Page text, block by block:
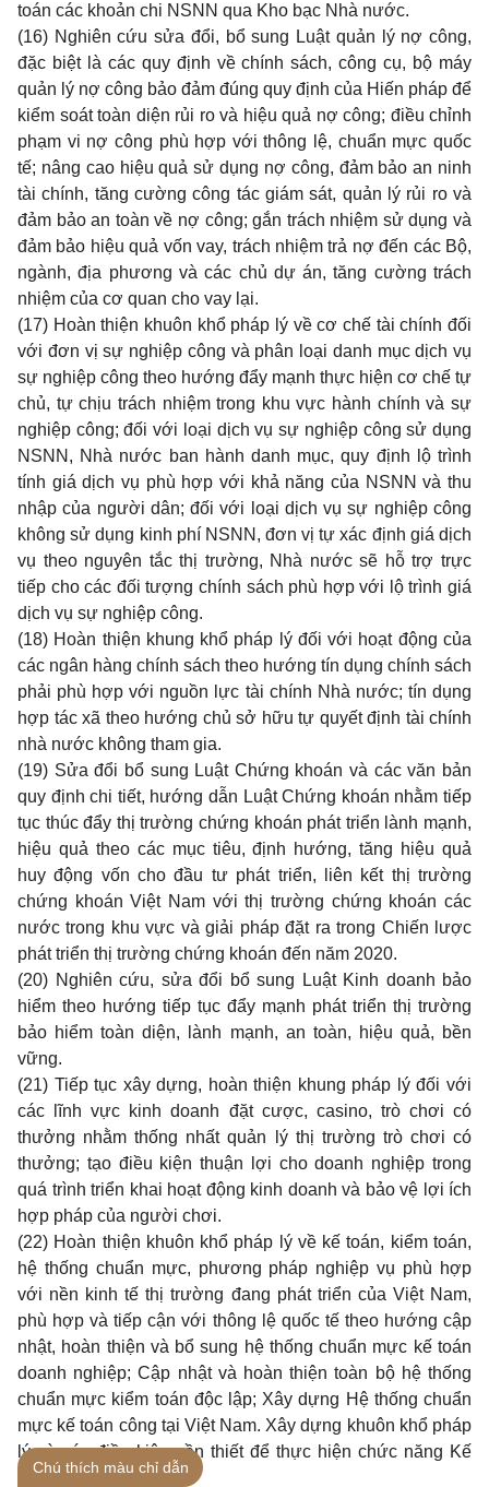
toán các khoản chi NSNN qua Kho bạc Nhà nước.
(16) Nghiên cứu sửa đổi, bổ sung Luật quản lý nợ công,
đặc biệt là các quy định về chính sách, công cụ, bộ máy
quản lý nợ công bảo đảm đúng quy định của Hiến pháp để
kiểm soát toàn diện rủi ro và hiệu quả nợ công; điều chỉnh
phạm vi nợ công phù hợp với thông lệ, chuẩn mực quốc
tế; nâng cao hiệu quả sử dụng nợ công, đảm bảo an ninh
tài chính, tăng cường công tác giám sát, quản lý rủi ro và
đảm bảo an toàn về nợ công; gắn trách nhiệm sử dụng và
đảm bảo hiệu quả vốn vay, trách nhiệm trả nợ đến các Bộ,
ngành, địa phương và các chủ dự án, tăng cường trách
nhiệm của cơ quan cho vay lại.
(17) Hoàn thiện khuôn khổ pháp lý về cơ chế tài chính đối
với đơn vị sự nghiệp công và phân loại danh mục dịch vụ
sự nghiệp công theo hướng đẩy mạnh thực hiện cơ chế tự
chủ, tự chịu trách nhiệm trong khu vực hành chính và sự
nghiệp công; đối với loại dịch vụ sự nghiệp công sử dụng
NSNN, Nhà nước ban hành danh mục, quy định lộ trình
tính giá dịch vụ phù hợp với khả năng của NSNN và thu
nhập của người dân; đối với loại dịch vụ sự nghiệp công
không sử dụng kinh phí NSNN, đơn vị tự xác định giá dịch
vụ theo nguyên tắc thị trường, Nhà nước sẽ hỗ trợ trực
tiếp cho các đối tượng chính sách phù hợp với lộ trình giá
dịch vụ sự nghiệp công.
(18) Hoàn thiện khung khổ pháp lý đối với hoạt động của
các ngân hàng chính sách theo hướng tín dụng chính sách
phải phù hợp với nguồn lực tài chính Nhà nước; tín dụng
hợp tác xã theo hướng chủ sở hữu tự quyết định tài chính
nhà nước không tham gia.
(19) Sửa đổi bổ sung Luật Chứng khoán và các văn bản
quy định chi tiết, hướng dẫn Luật Chứng khoán nhằm tiếp
tục thúc đẩy thị trường chứng khoán phát triển lành mạnh,
hiệu quả theo các mục tiêu, định hướng, tăng hiệu quả
huy động vốn cho đầu tư phát triển, liên kết thị trường
chứng khoán Việt Nam với thị trường chứng khoán các
nước trong khu vực và giải pháp đặt ra trong Chiến lược
phát triển thị trường chứng khoán đến năm 2020.
(20) Nghiên cứu, sửa đổi bổ sung Luật Kinh doanh bảo
hiểm theo hướng tiếp tục đẩy mạnh phát triển thị trường
bảo hiểm toàn diện, lành mạnh, an toàn, hiệu quả, bền
vững.
(21) Tiếp tục xây dựng, hoàn thiện khung pháp lý đối với
các lĩnh vực kinh doanh đặt cược, casino, trò chơi có
thưởng nhằm thống nhất quản lý thị trường trò chơi có
thưởng; tạo điều kiện thuận lợi cho doanh nghiệp trong
quá trình triển khai hoạt động kinh doanh và bảo vệ lợi ích
hợp pháp của người chơi.
(22) Hoàn thiện khuôn khổ pháp lý về kế toán, kiểm toán,
hệ thống chuẩn mực, phương pháp nghiệp vụ phù hợp
với nền kinh tế thị trường đang phát triển của Việt Nam,
phù hợp và tiếp cận với thông lệ quốc tế theo hướng cập
nhật, hoàn thiện và bổ sung hệ thống chuẩn mực kế toán
doanh nghiệp; Cập nhật và hoàn thiện toàn bộ hệ thống
chuẩn mực kiểm toán độc lập; Xây dựng Hệ thống chuẩn
mực kếtoán công tại Việt Nam. Xây dựng khuôn khổ pháp
lý và các điều kiện cần thiết để thực hiện chức năng Kế
toán Nhà nước.
Chú thích màu chỉ dẫn